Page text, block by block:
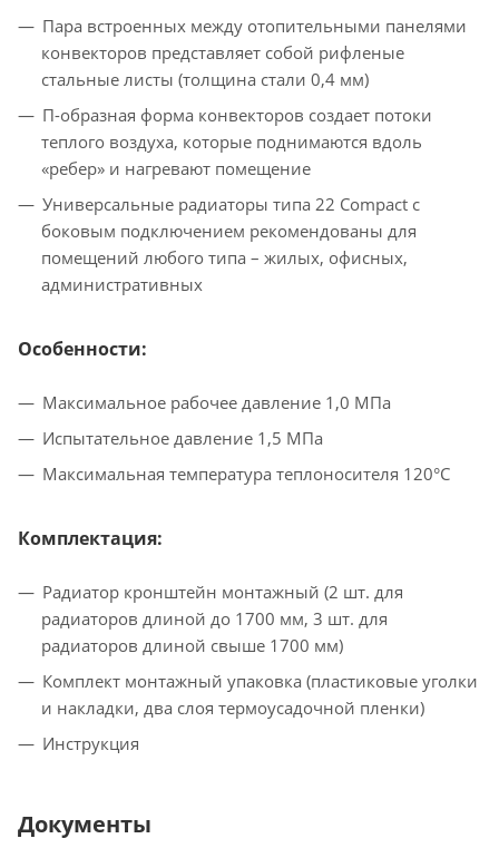
Пара встроенных между отопительными панелями
конвекторов представляет собой рифленые
стальные листы (толщина стали 0,4 мм)
П-образная форма конвекторов создает потоки
теплого воздуха, которые поднимаются вдоль
«ребер» и нагревают помещение
Универсальные радиаторы типа 22 Compact с
боковым подключением рекомендованы для
помещений любого типа – жилых, офисных,
административных
Особенности:
Максимальное рабочее давление 1,0 МПа
Испытательное давление 1,5 МПа
Максимальная температура теплоносителя 120°С
Комплектация:
Радиатор кронштейн монтажный (2 шт. для
радиаторов длиной до 1700 мм, 3 шт. для
радиаторов длиной свыше 1700 мм)
Комплект монтажный упаковка (пластиковые уголки
и накладки, два слоя термоусадочной пленки)
Инструкция
Документы